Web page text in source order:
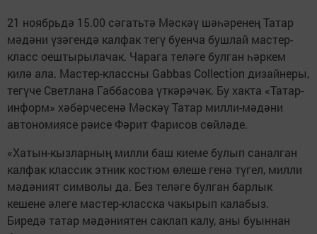
21 ноябрьдә 15.00 сәгатьтә Мәскәү шәһәренең Татар
мәдәни үзәгендә калфак тегү буенча бушлай мастер-
класс оештырылачак. Чарага теләге булган һәркем
килә ала. Мастер-классны Gabbas Collection дизайнеры,
тегүче Светлана Габбасова үткәрәчәк. Бу хакта «Татар-
информ» хәбәрчесенә Мәскәү Татар милли-мәдәни
автономиясе рәисе Фәрит Фарисов сөйләде.
«Хатын-кызларның милли баш киеме булып саналган
калфак классик этник костюм өлеше генә түгел, милли
мәдәният символы да. Без теләге булган барлык
кешене әлеге мастер-класска чакырып калабыз.
Биредә татар мәдәниятен саклап калу, аны буыннан